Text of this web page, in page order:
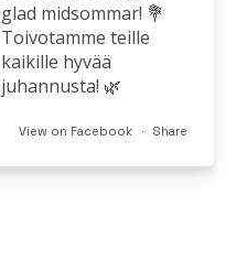
glad midsommar! 💐
Toivotamme teille
kaikille hyvää
juhannusta! 🌿
View on Facebook · Share